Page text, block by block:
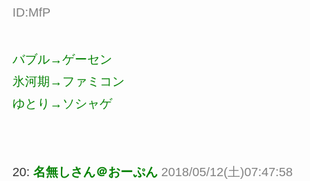
ID:MfP
バブル→ゲーセン
氷河期→ファミコン
ゆとり→ソシャゲ
20: 名無しさん＠おーぷん 2018/05/12(土)07:47:58